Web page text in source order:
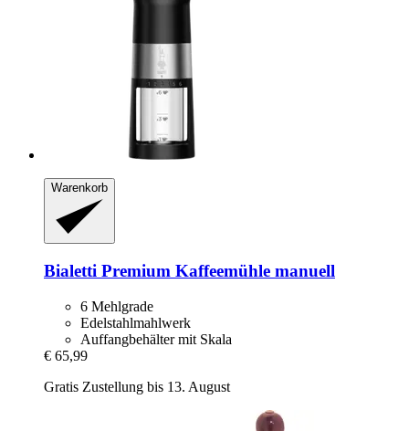
Warenkorb
Bialetti Premium Kaffeemühle manuell
6 Mehlgrade
Edelstahlmahlwerk
Auffangbehälter mit Skala
€ 65,99
Gratis Zustellung bis 13. August